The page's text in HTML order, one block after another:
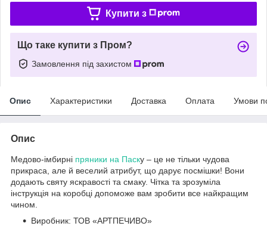
Купити з
Що таке купити з Пром?
Замовлення під захистом
Опис Характеристики Доставка Оплата Умови
Опис
Медово-імбирні пряники на Паску – це не тільки чудова
прикраса, але й веселий атрибут, що дарує посмішки! Вони
додають святу яскравості та смаку. Чітка та зрозуміла
інструкція на коробці допоможе вам зробити все найкращим
чином.
Виробник: ТОВ «АРТПЕЧИВО»